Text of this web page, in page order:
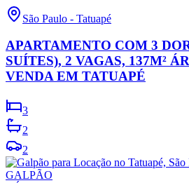
São Paulo - Tatuapé
APARTAMENTO COM 3
SUÍTES), 2 VAGAS, 137M²
VENDA EM TATUAPÉ
3
2
2
GALPÃO